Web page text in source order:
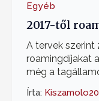
Egyéb
2017-től
A tervek szerint
roamingdíjakat
még a
Írta: Kiszamolo